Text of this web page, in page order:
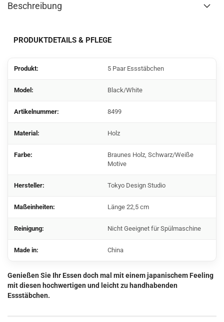
Beschreibung
PRODUKTDETAILS & PFLEGE
Produkt: 5 Paar Essstäbchen
Model: Black/White
Artikelnummer: 8499
Material: Holz
Farbe:
Braunes Holz, Schwarz/Weiße
Motive
Hersteller: Tokyo Design Studio
Maßeinheiten: Länge 22,5 cm
Reinigung: Nicht Geeignet für Spülmaschine
Made in: China
Genießen Sie Ihr Essen doch mal mit einem japanischem Feeling
mit diesen hochwertigen und leicht zu handhabenden
Essstäbchen.